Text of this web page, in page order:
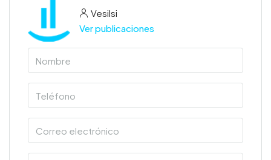
Vesilsi
Ver publicaciones